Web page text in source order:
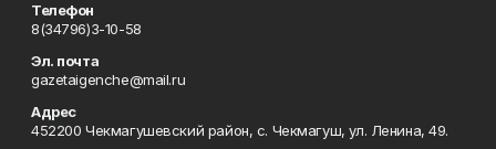
Телефон
8(34796)3-10-58
Эл. почта
gazetaigenche@mail.ru
Адрес
452200 Чекмагушевский район, с. Чекмагуш, ул. Ленина, 49.